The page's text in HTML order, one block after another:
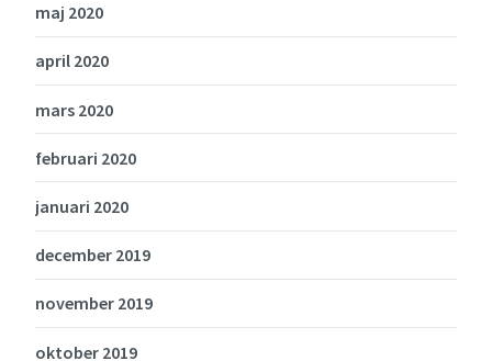
maj 2020
april 2020
mars 2020
februari 2020
januari 2020
december 2019
november 2019
oktober 2019